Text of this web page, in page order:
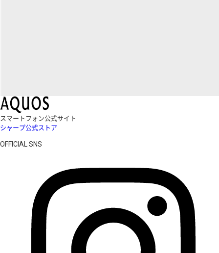
スマートフォン公式サイト
シャープ公式ストア
OFFICIAL SNS